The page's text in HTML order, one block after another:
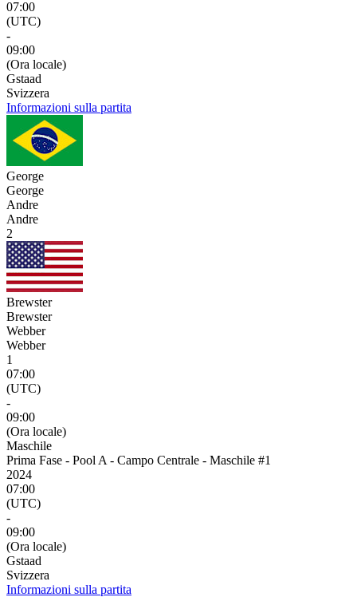
07:00
(UTC)
-
09:00
(Ora locale)
Gstaad
Svizzera
Informazioni sulla partita
George
George
Andre
Andre
2
Brewster
Brewster
Webber
Webber
1
07:00
(UTC)
-
09:00
(Ora locale)
Maschile
Prima Fase - Pool A - Campo Centrale - Maschile #1
2024
07:00
(UTC)
-
09:00
(Ora locale)
Gstaad
Svizzera
Informazioni sulla partita